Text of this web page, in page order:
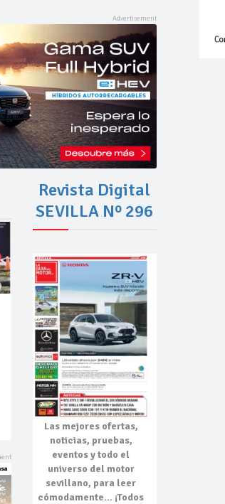
Revista Digital
SEVILLA Nº 296
Las mejores ofertas,
noticias, pruebas,
eventosy todo el
universo del motor
sevillano, para leer
cómodamente… ¡Todos